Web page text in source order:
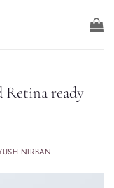
Retina ready
NIRBAN